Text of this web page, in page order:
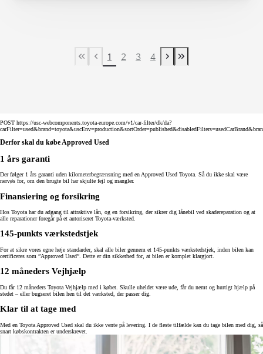
First Page
Tidligere side
1 2 3 4
Næste side
Last Page
POST https://usc-webcomponents.toyota-europe.com/v1/car-filter/dk/da?
Derfor skal du købe Approved Used
1 års garanti
Der følger 1 års garanti uden kilometerbegrænsning med en Approved Used Toyota. Så du ikke skal være
nervøs for, om den brugte bil har skjulte fejl og mangler.
Finansiering og forsikring
Hos Toyota har du adgang til attraktive lån, og en forsikring, der sikrer dig lånebil ved skadereparation og at
alle reparationer foregår på et autoriseret Toyota-værksted.
145-punkts værkstedstjek
For at sikre vores egne høje standarder, skal alle biler gennem et 145-punkts værkstedstjek, inden bilen kan
certificeres som ”Approved Used”. Dette er din sikkerhed for, at bilen er komplet klargjort.
12 måneders Vejhjælp
Du får 12 måneders Toyota Vejhjælp med i købet. Skulle uheldet være ude, får du nemt og hurtigt hjælp på
stedet – eller bugseret bilen hen til det værksted, der passer dig.
Klar til at tage med
Med en Toyota Approved Used skal du ikke vente på levering. I de fleste tilfælde kan du tage bilen med dig, så
snart købskontrakten er underskrevet.